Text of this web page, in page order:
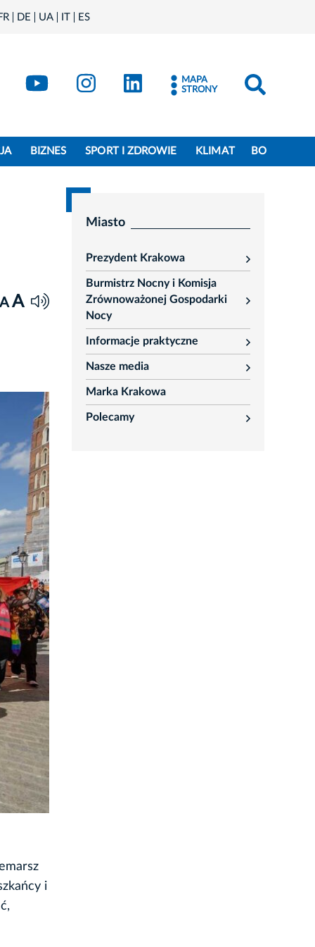
DE UA IT ES
- X
Kraków - YouTube
Kraków - Instagram
Kraków - LinkedIn
MAPA
STRONY
BIZNES SPORT I ZDROWIE KLIMAT BO
A
i
Miasto
Prezydent Krakowa
rozwiń
Burmistrz Nocny i Komisja
Zrównoważonej Gospodarki
Nocy
rozwiń
Informacje praktyczne
rozwiń
Nasze media
rozwiń
Marka Krakowa
Polecamy
rozwiń